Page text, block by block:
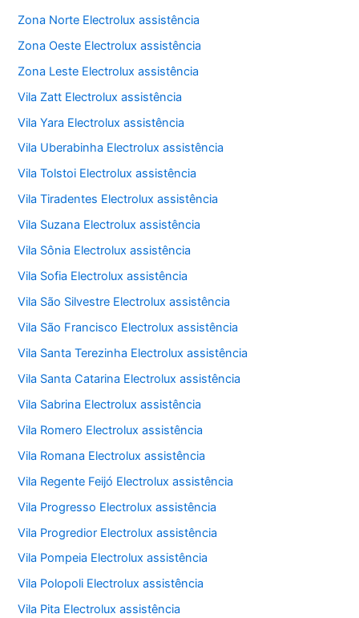
Zona Norte Electrolux assistência
Zona Oeste Electrolux assistência
Zona Leste Electrolux assistência
Vila Zatt Electrolux assistência
Vila Yara Electrolux assistência
Vila Uberabinha Electrolux assistência
Vila Tolstoi Electrolux assistência
Vila Tiradentes Electrolux assistência
Vila Suzana Electrolux assistência
Vila Sônia Electrolux assistência
Vila Sofia Electrolux assistência
Vila São Silvestre Electrolux assistência
Vila São Francisco Electrolux assistência
Vila Santa Terezinha Electrolux assistência
Vila Santa Catarina Electrolux assistência
Vila Sabrina Electrolux assistência
Vila Romero Electrolux assistência
Vila Romana Electrolux assistência
Vila Regente Feijó Electrolux assistência
Vila Progresso Electrolux assistência
Vila Progredior Electrolux assistência
Vila Pompeia Electrolux assistência
Vila Polopoli Electrolux assistência
Vila Pita Electrolux assistência